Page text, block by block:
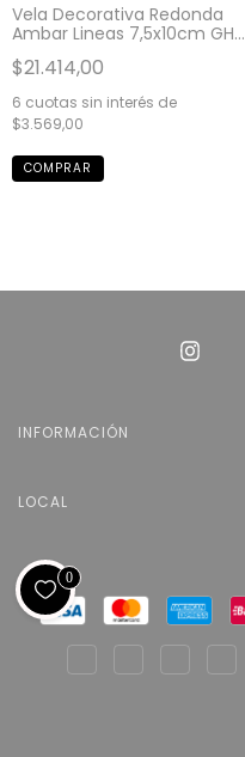
Vela Decorativa Redonda
Ambar Lineas 7,5x10cm GH-
$21.414,00
6 cuotas sin interés de
$3.569,00
INFORMACIÓN
LOCAL
0